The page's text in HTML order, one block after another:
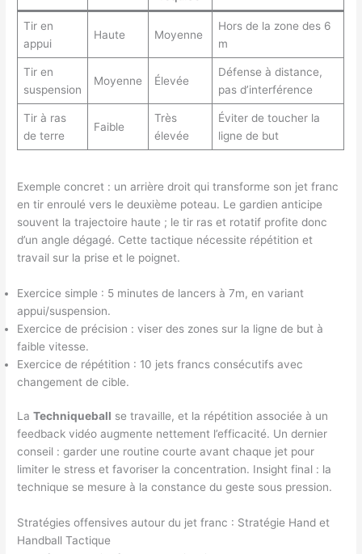
Tir en
appui
Haute Moyenne
Hors de la zone des 6
m
Tir en
suspension
Moyenne Élevée
Défense à distance,
pas d’interférence
Tir à ras
de terre
Faible
Très
élevée
Éviter de toucher la
ligne de but
Exemple concret : un arrière droit qui transforme son jet franc
en tir enroulé vers le deuxième poteau. Le gardien anticipe
souvent la trajectoire haute ; le tir ras et rotatif profite donc
d’un angle dégagé. Cette tactique nécessite répétition et
travail sur la prise et le poignet.
Exercice simple : 5 minutes de lancers à 7m, en variant
appui/suspension.
Exercice de précision : viser des zones sur la ligne de but à
faible vitesse.
Exercice de répétition : 10 jets francs consécutifs avec
changement de cible.
LaTechniqueball se travaille, et la répétition associée à un
feedback vidéo augmente nettement l’efficacité. Un dernier
conseil : garder une routine courte avant chaque jet pour
limiter le stress et favoriser la concentration. Insight final : la
technique se mesure à la constance du geste sous pression.
Stratégies offensives autour du jet franc : Stratégie Hand et
Handball Tactique